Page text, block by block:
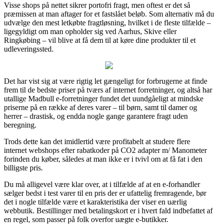
Visse shops på nettet sikrer portofri fragt, men oftest er det så
præmissen at man aftager for et fastslået beløb. Som alternativ må du
udvælge den mest letkøbte fragtløsning, hvilket i de fleste tilfælde –
ligegyldigt om man opholder sig ved Aarhus, Skive eller
Ringkøbing – vil blive at få dem til at køre dine produkter til et
udleveringssted.
Det har vist sig at være rigtig let gængeligt for forbrugerne at finde
frem til de bedste priser på tværs af internet forretninger, og altså har
utallige Madbull e-forretninger fundet det uundgåeligt at mindske
priserne på en række af deres varer – til børn, samt til damer og
herrer – drastisk, og endda nogle gange garantere fragt uden
beregning.
Trods dette kan det imidlertid være profitabelt at studere flere
internet webshops efter rabatkoder på CO2 adapter m/ Manometer
forinden du køber, således at man ikke er i tvivl om at få fat i den
billigste pris.
Du må alligevel være klar over, at i tilfælde af at en e-forhandler
sælger bedst i test varer til en pris der er ufattelig fremragende, bør
det i nogle tilfælde være et karakteristika der viser en uærlig
webbutik. Bestillinger med betalingskort er i hvert fald indbefattet af
en regel, som passer på folk overfor uægte e-butikker.